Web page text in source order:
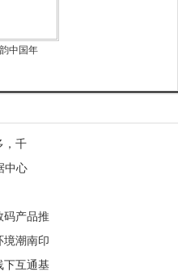
中国年
，千
中心
码产品推
境潮南印
下互通基